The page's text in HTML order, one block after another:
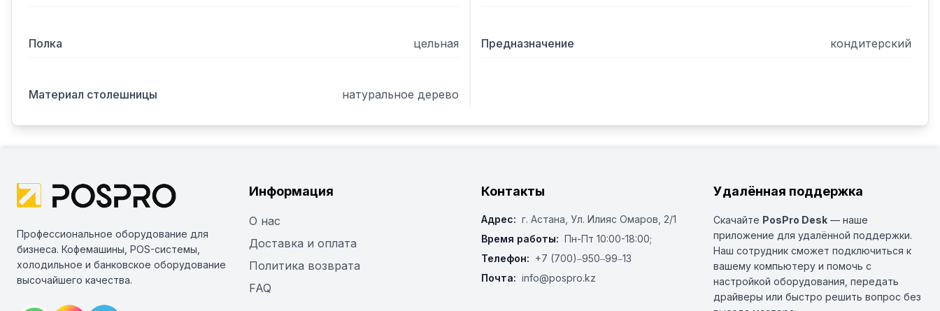
Полка цельная Предназначение кондитерский
Материал столешницы натуральное дерево
Профессиональное оборудование для
бизнеса. Кофемашины, POS-системы,
холодильное и банковское оборудование
высочайшего качества.
Информация
О нас
Доставка и оплата
Политика возврата
FAQ
Контакты
Адрес: г. Астана, ​Ул. Илияс Омаров, 2/1
Время работы: Пн-Пт 10:00-18:00;
Телефон: +7 (700)‒950‒99‒13
Почта: info@pospro.kz
Удалённая поддержка
Скачайте PosPro Desk — наше
приложение для удалённой поддержки.
Наш сотрудник сможет подключиться к
вашему компьютеру и помочь с
настройкой оборудования, передать
драйверы или быстро решить вопрос без